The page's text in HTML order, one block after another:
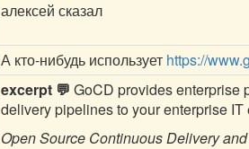
алексей сказал
А кто-нибудь использует https://
excerpt 💬 GoCD provides enterprise
delivery pipelines to your enterprise
Open Source Continuous Delivery